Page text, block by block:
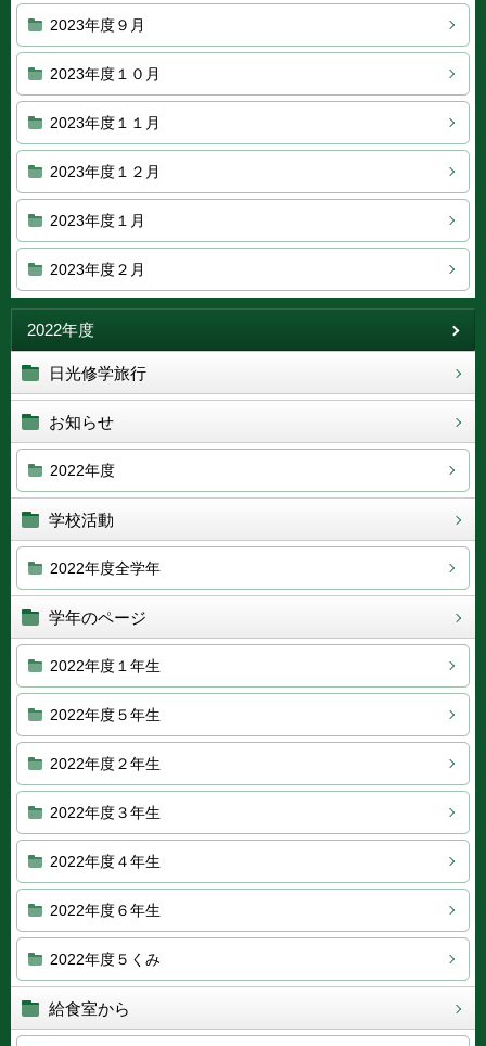
2023年度９月
2023年度１０月
2023年度１１月
2023年度１２月
2023年度１月
2023年度２月
2022年度
日光修学旅行
お知らせ
2022年度
学校活動
2022年度全学年
学年のページ
2022年度１年生
2022年度５年生
2022年度２年生
2022年度３年生
2022年度４年生
2022年度６年生
2022年度５くみ
給食室から